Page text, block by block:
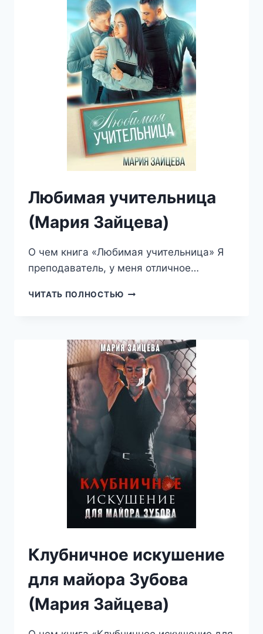
Любимая учительница
(Мария Зайцева)
О чем книга «Любимая учительница» Я
преподаватель, у меня отличное…
ЧИТАТЬ ПОЛНОСТЬЮ ЛЮБИМАЯ
Клубничное искушение
для майора Зубова
(Мария Зайцева)